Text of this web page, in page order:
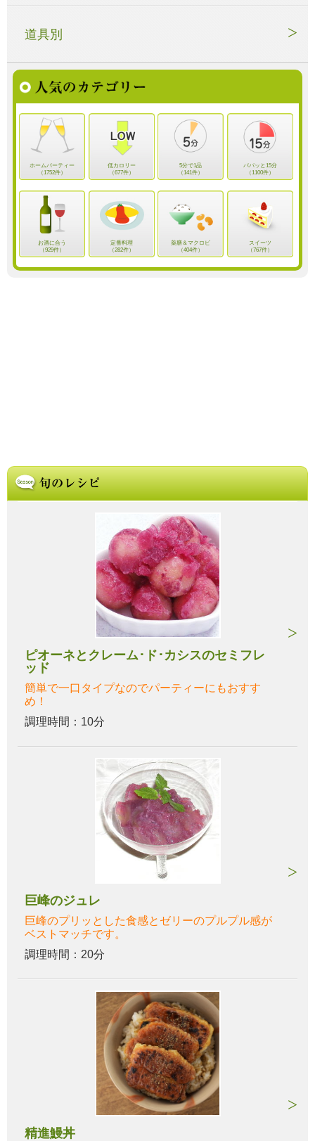
道具別
ホームパーティー
（1752件）
低カロリー
（677件）
5分で1品
（141件）
パパッと15分
（1100件）
お酒に合う
（929件）
定番料理
（282件）
薬膳＆マクロビ
（404件）
スイーツ
（767件）
ピオーネとクレーム･ド･カシスのセミフレ
ッド
簡単で一口タイプなのでパーティーにもおすす
め！
調理時間：10分
巨峰のジュレ
巨峰のプリッとした食感とゼリーのプルプル感が
ベストマッチです。
調理時間：20分
精進鰻丼